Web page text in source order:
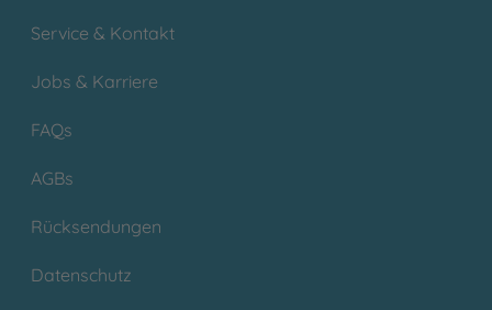
Service & Kontakt
Jobs & Karriere
FAQs
AGBs
Rücksendungen
Datenschutz